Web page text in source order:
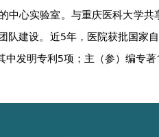
心实验室。与重庆医科大学共
队建设。近5年，医院获批国家
发明专利5项；主（参）编专著